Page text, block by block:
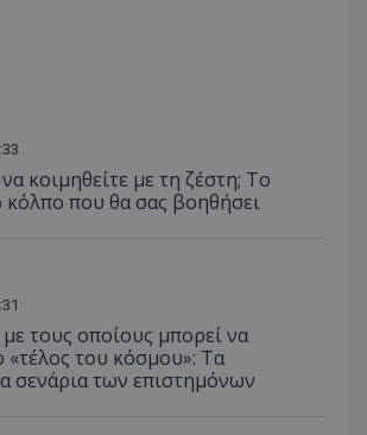
κοιμηθείτε με τη ζέστη; Το
που θα σας βοηθήσει
τους οποίους μπορεί να
του κόσμου»: Τα
σενάρια των επιστημόνων